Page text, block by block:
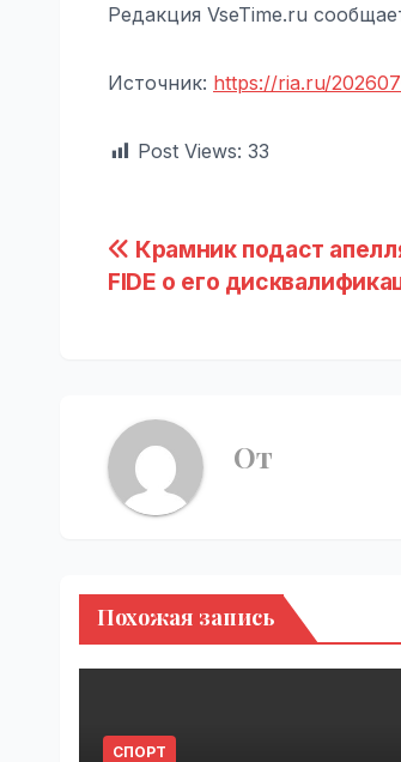
Редакция VseTime.ru
Источник: https://ria.ru/
Post Views: 33
Навигация
по
Крамник подаст
FIDE о его
От
Похожая запись
СПОРТ